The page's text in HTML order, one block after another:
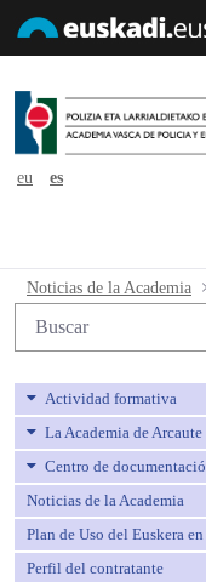
eu
es
Nota
Noticias de la Academia
Búsqueda web
Actividad formativa
La Academia de Arcaute
Centro de
Noticias de la Academia
Plan de Uso del Euskera
Perfil del contratante